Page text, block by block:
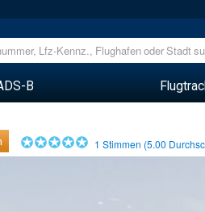
B
1 Stimmen (5.00